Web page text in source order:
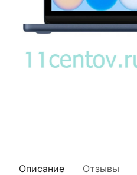
Описание Отзывы